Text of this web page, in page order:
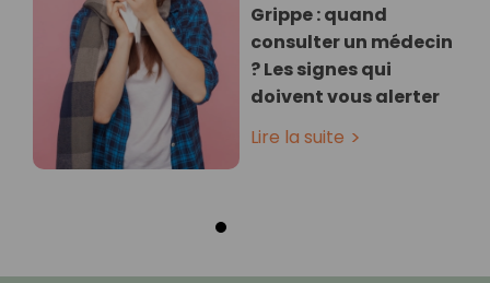
Grippe : quand
consulter un médecin
? Les signes qui
doivent vous alerter
Lire la suite